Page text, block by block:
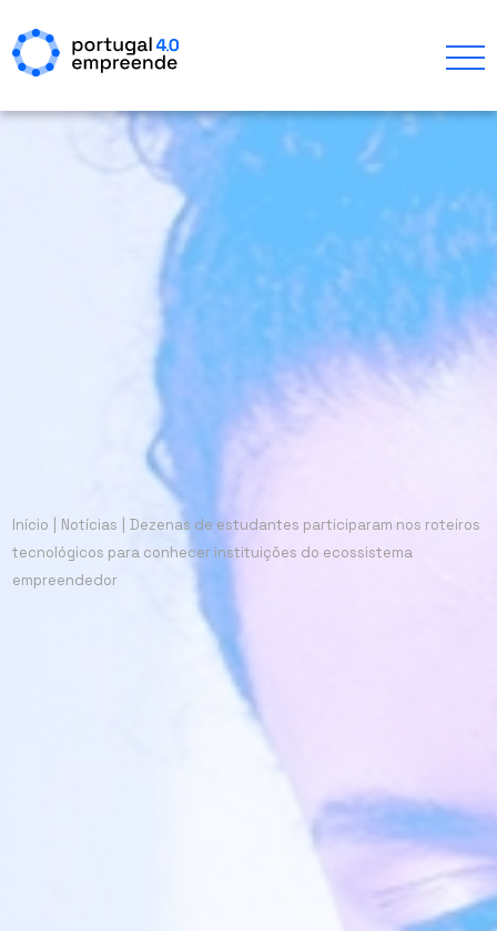
Início Notícias
Dezenas de estudantes participaram nos roteiros
tecnológicos para conhecer instituições do ecossistema
empreendedor